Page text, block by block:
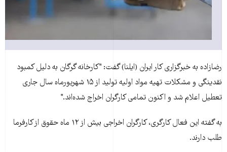
رضا‌زاده به خبرگزاری کار ايران (ايلنا) گفت: "کارخانه گرگان به دليل کمبود
نقدينگی و مشکلات تهيه مواد اوليه توليد از ۱۵ شهريورماه سال جاری
تعطيل اعلام شد و اکنون تمامی کارگران اخراج شده‌اند."
به گفته اين فعال کارگری، کارگران اخراجی بيش از ۱۲ ماه حقوق از کارفرما
طلب دارند.